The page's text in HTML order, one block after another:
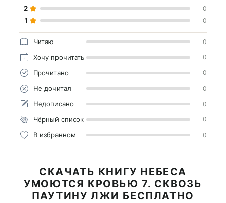
2 0
1 0
Читаю 0
Хочу прочитать 0
Прочитано 0
Не дочитал 0
Недописано 0
Чёрный список 0
В избранном 0
СКАЧАТЬ КНИГУ НЕБЕСА
УМОЮТСЯ КРОВЬЮ 7. СКВОЗЬ
ПАУТИНУ ЛЖИ БЕСПЛАТНО